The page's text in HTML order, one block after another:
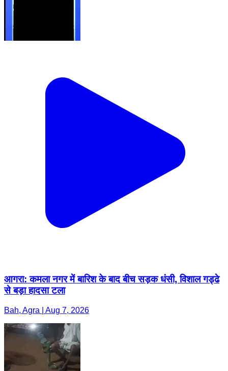
आगरा: कमला नगर में बारिश के बाद बीच सड़क धंसी, विशाल गड्ढे
से बड़ा हादसा टला
Bah, Agra | Aug 7, 2026